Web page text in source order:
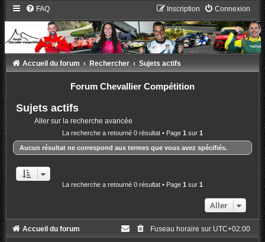
FAQ Connexion
Inscription
Accueil du forum Rechercher Sujets actifs
Forum Chevallier Compétition
Sujets actifs
Aller sur la recherche avancée
La recherche a retourné 0 résultat • Page 1 sur 1
Aucun résultat ne correspond aux termes que vous avez spécifiés.
La recherche a retourné 0 résultat • Page 1 sur 1
Aller
Accueil du forum Fuseau horaire sur UTC+02:00